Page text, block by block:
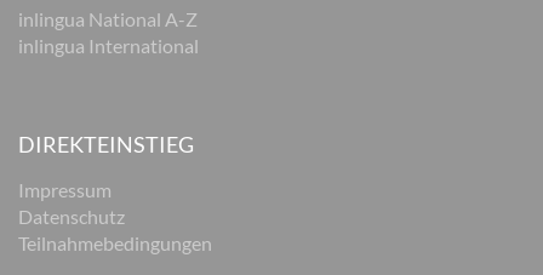
inlingua National A-Z
inlingua International
DIREKTEINSTIEG
Impressum
Datenschutz
Teilnahmebedingungen